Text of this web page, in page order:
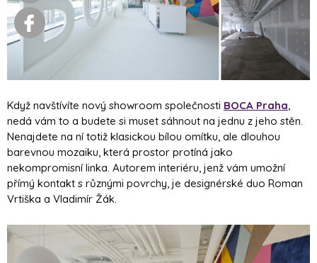
Když navštívíte nový showroom společnosti BOCA Praha,
nedá vám to a budete si muset sáhnout na jednu z jeho stěn.
Nenajdete na ní totiž klasickou bílou omítku, ale dlouhou
barevnou mozaiku, která prostor protíná jako
nekompromisní linka. Autorem interiéru, jenž vám umožní
přímý kontakt s různými povrchy, je designérské duo Roman
Vrtiška a Vladimír Žák.